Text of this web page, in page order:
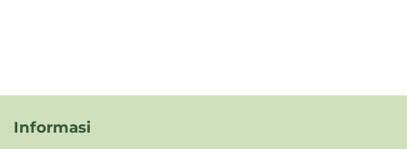
Informasi